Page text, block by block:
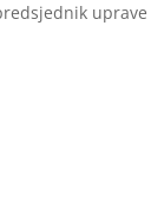
uprave